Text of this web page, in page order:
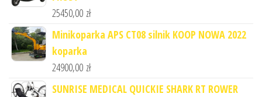
25450,00 zł
Minikoparka APS CT08 silnik KOOP NOWA 2022
koparka
24900,00 zł
SUNRISE MEDICAL QUICKIE SHARK RT ROWER